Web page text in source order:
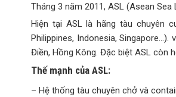
Tháng 3 năm 2011, ASL (Asean
Hiện tại ASL là hãng tàu chuyên
Philippines, Indonesia,
Điền, Hồng Kông. Đặc biệt ASL còn
Thế mạnh của ASL:
– Hệ thống tàu chuyên chở và